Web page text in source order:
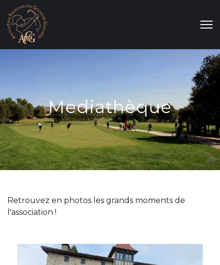
Mediathèque
Retrouvez en photos les grands moments de
l'association !